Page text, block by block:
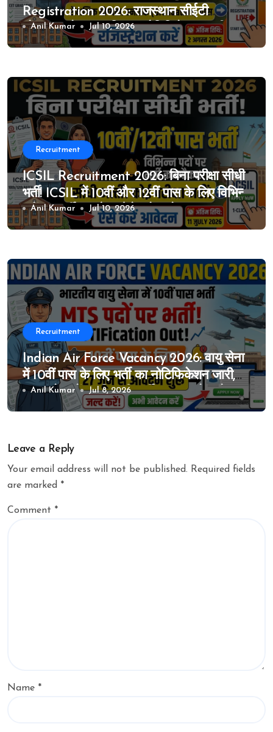
Registration 2026: राजस्थान सीईटी
ग्रेजुएशन लेवल का विस्तृत नोटिफिकेशन जारी, 4
जुलाई से ऑनलाइन आवेदन शुरू
Anil Kumar Jul 10, 2026
Recruitment
ICSIL Recruitment 2026: बिना परीक्षा सीधी
भर्ती! ICSIL में 10वीं और 12वीं पास के लिए विभिन्न
पदों पर भर्ती का मौका, ऐसे करे आवेदन
Anil Kumar Jul 10, 2026
Recruitment
Indian Air Force Vacancy 2026: वायु सेना
में 10वीं पास के लिए भर्ती का नोटिफिकेशन जारी,
MTS के पदों पर निकली भर्ती, 27 जून से आवेदन
शुरू
Anil Kumar Jul 8, 2026
Leave a Reply
Your email address will not be published. Required fields
are marked *
Comment *
Name *